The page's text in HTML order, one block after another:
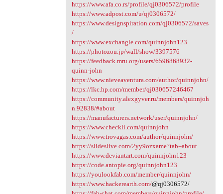
https://www.afa.co.rs/profile/qj0306572/profile
https://www.adpost.com/u/qj0306572/
https://www.designspiration.com/qj0306572/saves
/
https://www.exchangle.com/quinnjohn123
https://photozou.jp/wall/show/3397576
https://feedback.mru.org/users/6596868932-
quinn-john
https://www.nieveaventura.com/author/quinnjohn/
https://lkc.hp.com/member/qj030657246467
https://community.alexgyver.ru/members/quinnjoh
n.92838/#about
https://manufacturers.network/user/quinnjohn/
https://www.checkli.com/quinnjohn
https://www.trovagas.com/author/quinnjohn/
https://slideslive.com/2yy9ozxame?tab=about
https://www.deviantart.com/quinnjohn123
https://code.antopie.org/quinnjohn123
https://youlookfab.com/member/quinnjohn/
https://www.hackerearth.com/@qj0306572/